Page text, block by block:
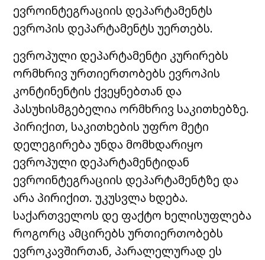
ევროინტეგრაციის დეპარტამენტს
ევროპის დეპარტამენტს უერთებს.
ევროპული დეპარტამენტი კურირებს
ორმხრივ ურთიერთობებს ევროპის
კონტინენტის ქვეყნებთან და
პასუხისმგებელია ორმხრივ საკითხებზე.
პირიქით, საკითხების უფრო მეტი
დელეგირება უნდა მომხდარიყო
ევროპული დეპარტამენტიდან
ევროინტეგრაციის დეპარტამენტზე და
არა პირიქით. უკუსვლა ხდება.
საქართველოს დე ფაქტო ხელისუფლება
როგორც ამცირებს ურთიერთობებს
ევროკავშირთან, პარალელურად ეს